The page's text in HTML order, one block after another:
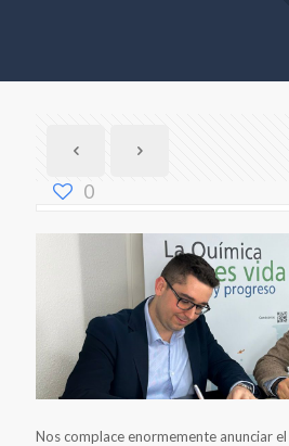
0
Nos complace enormemente anunciar